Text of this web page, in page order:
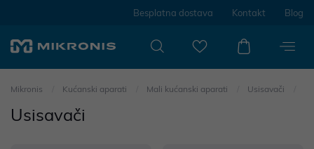
Besplatna dostava Kontakt Blog
Mikronis Kućanski aparati Mali kućanski aparati Usisavači
Usisavači